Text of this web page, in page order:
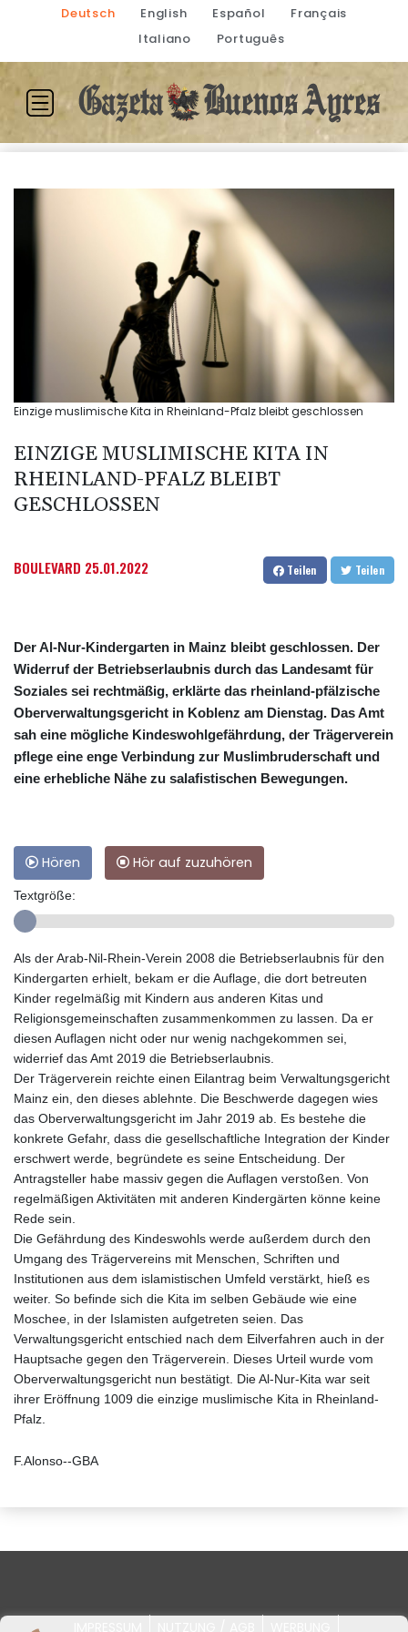
Deutsch English Español
Français
Italiano
Português
Einzige muslimische Kita in Rheinland-Pfalz bleibt geschlossen
EINZIGE MUSLIMISCHE KITA IN
RHEINLAND-PFALZ BLEIBT
GESCHLOSSEN
BOULEVARD 25.01.2022 Teilen Teilen
Der Al-Nur-Kindergarten in Mainz bleibt geschlossen. Der
Widerruf der Betriebserlaubnis durch das Landesamt für
Soziales sei rechtmäßig, erklärte das rheinland-pfälzische
Oberverwaltungsgericht in Koblenz am Dienstag. Das Amt
sah eine mögliche Kindeswohlgefährdung, der Trägerverein
pflege eine enge Verbindung zur Muslimbruderschaft und
eine erhebliche Nähe zu salafistischen Bewegungen.
Hören Hör auf zuzuhören
Textgröße:
Als der Arab-Nil-Rhein-Verein 2008 die Betriebserlaubnis für den
Kindergarten erhielt, bekam er die Auflage, die dort betreuten
Kinder regelmäßig mit Kindern aus anderen Kitas und
Religionsgemeinschaften zusammenkommen zu lassen. Da er
diesen Auflagen nicht oder nur wenig nachgekommen sei,
widerrief das Amt 2019 die Betriebserlaubnis.
Der Trägerverein reichte einen Eilantrag beim Verwaltungsgericht
Mainz ein, den dieses ablehnte. Die Beschwerde dagegen wies
das Oberverwaltungsgericht im Jahr 2019 ab. Es bestehe die
konkrete Gefahr, dass die gesellschaftliche Integration der Kinder
erschwert werde, begründete es seine Entscheidung. Der
Antragsteller habe massiv gegen die Auflagen verstoßen. Von
regelmäßigen Aktivitäten mit anderen Kindergärten könne keine
Rede sein.
Die Gefährdung des Kindeswohls werde außerdem durch den
Umgang des Trägervereins mit Menschen, Schriften und
Institutionen aus dem islamistischen Umfeld verstärkt, hieß es
weiter. So befinde sich die Kita im selben Gebäude wie eine
Moschee, in der Islamisten aufgetreten seien. Das
Verwaltungsgericht entschied nach dem Eilverfahren auch in der
Hauptsache gegen den Trägerverein. Dieses Urteil wurde vom
Oberverwaltungsgericht nun bestätigt. Die Al-Nur-Kita war seit
ihrer Eröffnung 1009 die einzige muslimische Kita in Rheinland-
Pfalz.
F.Alonso--GBA